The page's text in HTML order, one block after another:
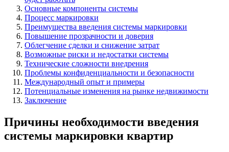
Основные компоненты системы
Процесс маркировки
Преимущества введения системы маркировки
Повышение прозрачности и доверия
Облегчение сделки и снижение затрат
Возможные риски и недостатки системы
Технические сложности внедрения
Проблемы конфиденциальности и безопасности
Международный опыт и примеры
Потенциальные изменения на рынке недвижимости
Заключение
Причины необходимости введения
системы маркировки квартир